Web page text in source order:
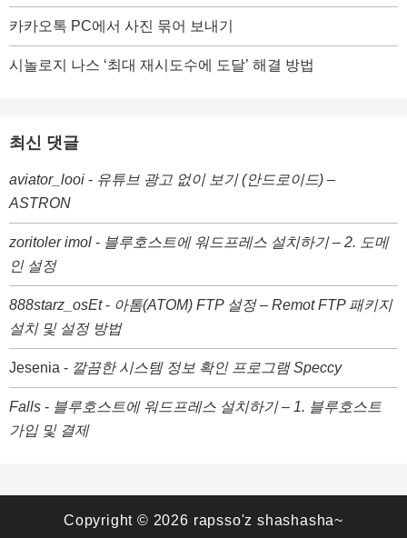
카카오톡 PC에서 사진 묶어 보내기
시놀로지 나스 ‘최대 재시도수에 도달’ 해결 방법
최신 댓글
aviator_looi - 유튜브 광고 없이 보기 (안드로이드) –
ASTRON
zoritoler imol - 블루호스트에 워드프레스 설치하기 – 2. 도메
인 설정
888starz_osEt- 아톰(ATOM) FTP 설정 – Remot FTP 패키지
설치 및 설정 방법
Jesenia - 깔끔한 시스템 정보 확인 프로그램 Speccy
Falls - 블루호스트에 워드프레스 설치하기 – 1. 블루호스트
가입 및 결제
Copyright © 2026 rapsso'z shashasha~